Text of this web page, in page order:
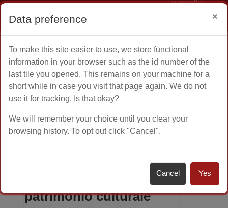
Skip to main content
currently
in
Home More
Laurea
patrimonio culturale
Data preference ×
To make this site easier to use, we store functional
information in your browser such as the id number of the
last tile you opened. This remains on your machine for a
short while in case you visit that page again. We do not
use it for tracking. Is that okay?
We will remember your choice until you clear your
browsing history. To opt out click "Cancel".
Cancel Yes